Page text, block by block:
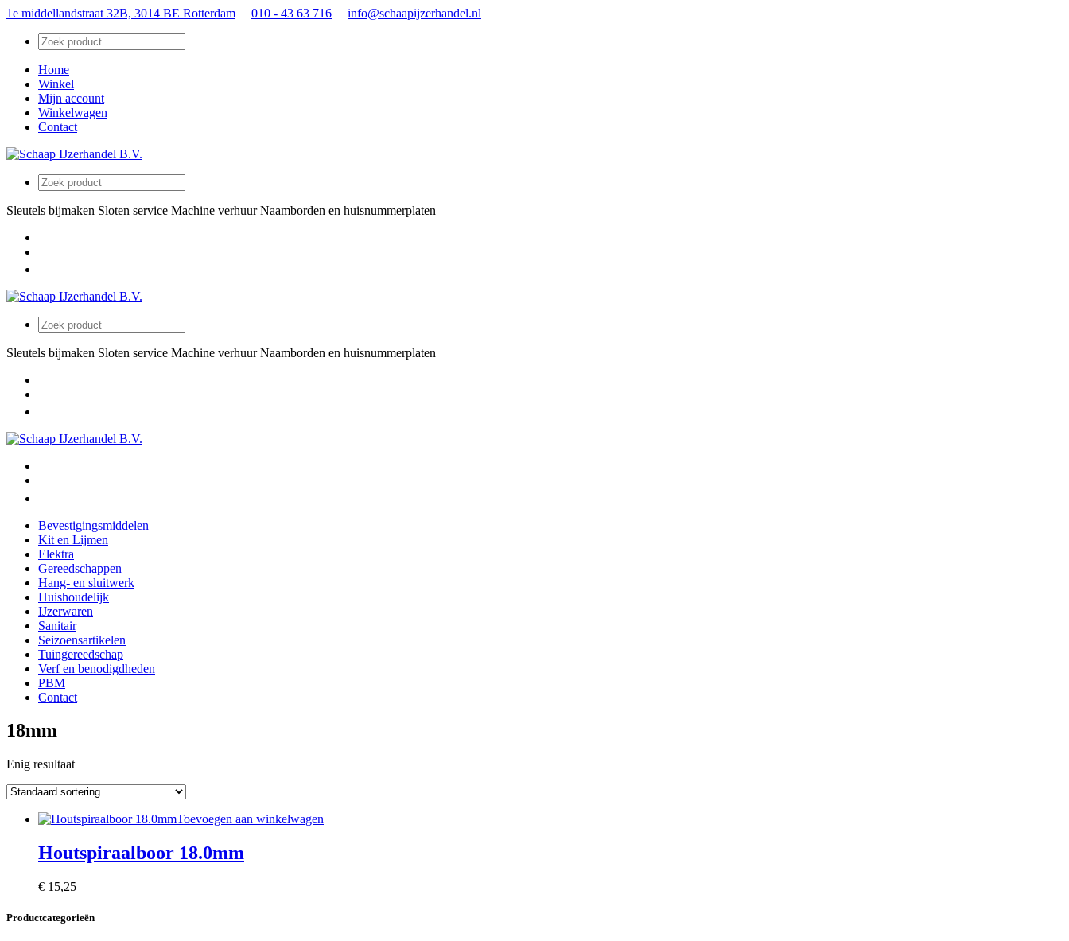
1e middellandstraat 32B, 3014 BE Rotterdam 010 - 43 63 716 info@schaapijzerhandel.nl
Home
Winkel
Mijn account
Winkelwagen
Contact
Sleutels bijmaken Sloten service Machine verhuur Naamborden en huisnummerplaten
Sleutels bijmaken Sloten service Machine verhuur Naamborden en huisnummerplaten
Bevestigingsmiddelen
Kit en Lijmen
Elektra
Gereedschappen
Hang- en sluitwerk
Huishoudelijk
IJzerwaren
Sanitair
Seizoensartikelen
Tuingereedschap
Verf en benodigdheden
PBM
Contact
18mm
Enig resultaat
Toevoegen aan winkelwagen
Houtspiraalboor 18.0mm
€ 15,25
Productcategorieën